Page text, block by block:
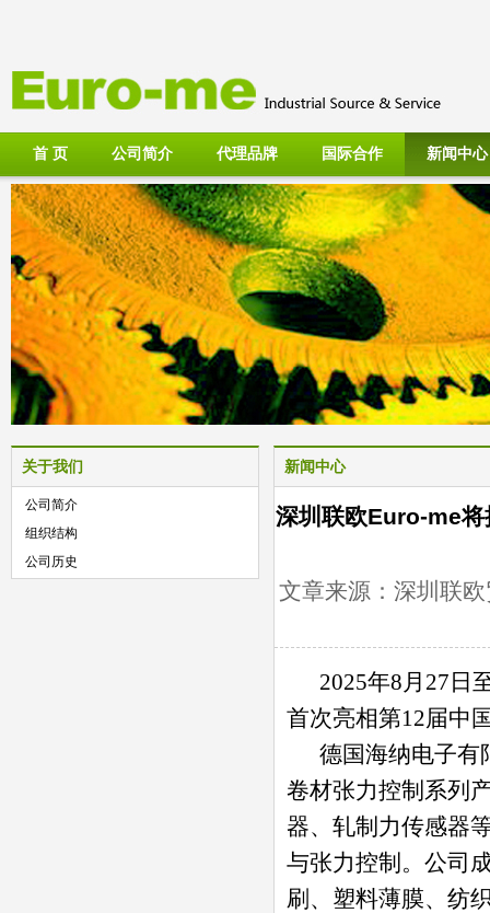
首 页 公司简介 代理品牌 国际合作 新闻中心
关于我们
公司简介
组织结构
公司历史
新闻中心
深圳联欧Euro-me将
文章来源：深圳联
2025年8月27日
首次亮相第12届中
德国海纳电子有限
卷材张力控制系列
器、轧制力传感器
与张力控制。公司
刷、塑料薄膜、纺